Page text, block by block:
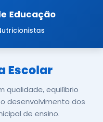
Educação
Escolar
qualidade, equilíbrio
desenvolvimento dos
de ensino.